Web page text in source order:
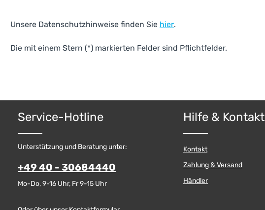
Unsere Datenschutzhinweise finden Sie hier.
Die mit einem Stern (*) markierten Felder sind Pflichtfelder.
Service-Hotline
Unterstützung und Beratung unter:
+49 40 - 30684440
Mo-Do, 9-16 Uhr, Fr 9-15 Uhr
Hilfe & Kontakt
Kontakt
Zahlung & Versand
Händler